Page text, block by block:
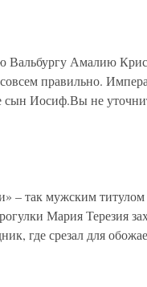
Амалию
правильно.
Иосиф.Вы не
– так мужским
Мария Терезия
где срезал для